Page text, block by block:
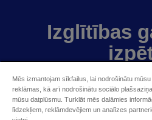
Izglītības
SKATĪT
Mēs izmantojam sīkfailus, lai nodrošinātu
reklāmas, kā arī nodrošinātu sociālo
mūsu datplūsmu. Turklāt mēs dalāmies
līdzekļiem, reklāmdevējiem un analīzes